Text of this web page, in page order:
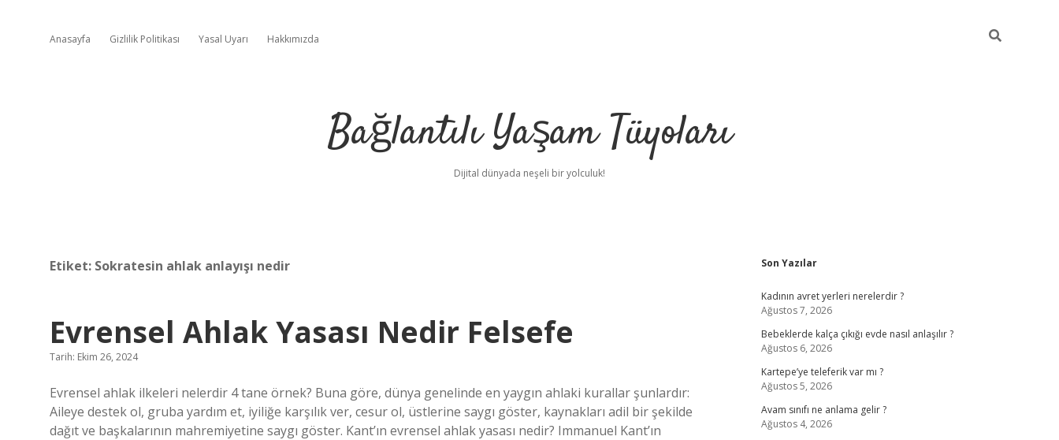
Anasayfa Gizlilik Politikası Yasal Uyarı Hakkımızda
Bağlantılı Yaşam Tüyoları
Dijital dünyada neşeli bir yolculuk!
Etiket: Sokratesin ahlak anlayışı nedir
Evrensel Ahlak Yasası Nedir Felsefe
Tarih: Ekim 26, 2024
Evrensel ahlak ilkeleri nelerdir 4 tane örnek? Buna göre, dünya genelinde en yaygın ahlaki kurallar şunlardır:
Aileye destek ol, gruba yardım et, iyiliğe karşılık ver, cesur ol, üstlerine saygı göster, kaynakları adil bir şekilde
dağıt ve başkalarının mahremiyetine saygı göster. Kant’ın evrensel ahlak yasası nedir? Immanuel Kant’ın
Sidebar
Son Yazılar
Kadının avret yerleri nerelerdir ?
Ağustos 7, 2026
Bebeklerde kalça çıkığı evde nasıl anlaşılır ?
Ağustos 6, 2026
Kartepe’ye teleferik var mı ?
Ağustos 5, 2026
Avam sınıfı ne anlama gelir ?
Ağustos 4, 2026